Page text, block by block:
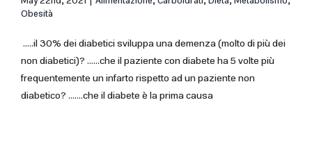
Obesità
.....il 30% dei diabetici sviluppa una demenza (molto di più dei
non diabetici)? ......che il paziente con diabete ha 5 volte più
frequentemente un infarto rispetto ad un paziente non
diabetico? .......che il diabete è la prima causa